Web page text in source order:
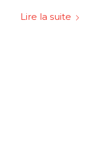
Lire la suite